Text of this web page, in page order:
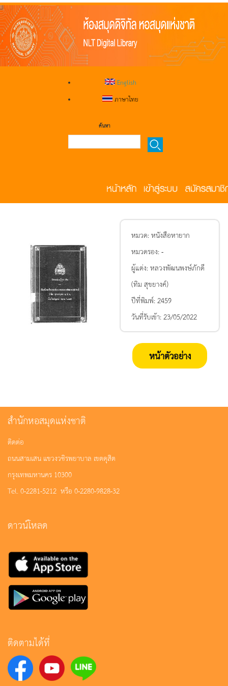
English
ภาษาไทย
ค้นหา
หมวด:หนังสือหายาก
หมวดรอง:-
ผู้แต่ง:หลวงพัฒนพงษ์ภักดี
(ทิม สุขยางค์)
ปีที่พิมพ์:2459
วันที่รับเข้า:23/05/2022
หน้าตัวอย่าง
สำนักหอสมุดแห่งชาติ
ติดต่อ
ถนนสามเสน แขวงวชิรพยาบาล เขตดุสิต
กรุงเทพมหานคร 10300
Tel. 0-2281-5212 หรือ 0-2280-9828-32
ดาวน์โหลด
ติดตามได้ที่